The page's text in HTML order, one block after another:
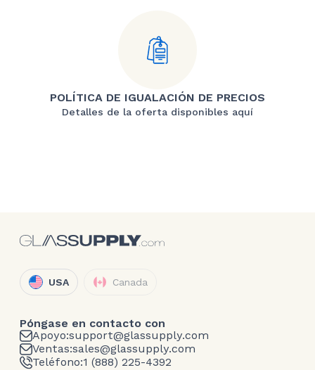
POLÍTICA DE IGUALACIÓN DE PRECIOS
Detalles de la oferta disponibles aquí
USA Canada
Póngase en contacto con
Apoyo:support@glassupply.com
Ventas:sales@glassupply.com
Teléfono:1 (888) 225-4392